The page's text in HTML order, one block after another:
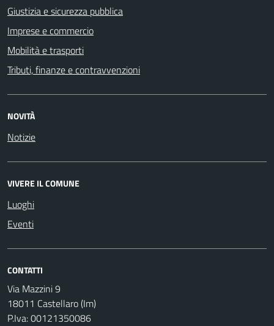
Giustizia e sicurezza pubblica
Imprese e commercio
Mobilità e trasporti
Tributi, finanze e contravvenzioni
NOVITÀ
Notizie
VIVERE IL COMUNE
Luoghi
Eventi
CONTATTI
Via Mazzini 9
18011 Castellaro (Im)
P.Iva: 00121350086